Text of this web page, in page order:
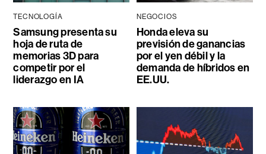
TECNOLOGÍA
Samsung presenta su
hoja de ruta de
memorias 3D para
competir por el
liderazgo en IA
NEGOCIOS
Honda eleva su
previsión de ganancias
por el yen débil y la
demanda de híbridos en
EE.UU.